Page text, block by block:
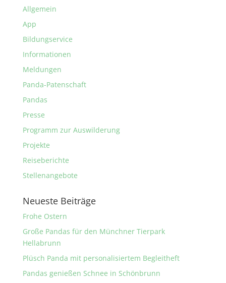
Allgemein
App
Bildungservice
Informationen
Meldungen
Panda-Patenschaft
Pandas
Presse
Programm zur Auswilderung
Projekte
Reiseberichte
Stellenangebote
Neueste Beiträge
Frohe Ostern
Große Pandas für den Münchner Tierpark
Hellabrunn
Plüsch Panda mit personalisiertem Begleitheft
Pandas genießen Schnee in Schönbrunn